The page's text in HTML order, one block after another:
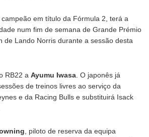
campeão em título da Fórmula 2, terá a
num fim de semana de Grande Prémio
de Lando Norris durante a sessão desta
RB22 a Ayumu Iwasa . O japonês já
de treinos livres ao serviço da
e da Racing Bulls e substituirá Isack
, piloto de reserva da equipa